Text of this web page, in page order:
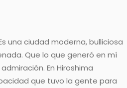
una ciudad moderna, bulliciosa
Que lo que generó en mí
En Hiroshima
que tuvo la gente para